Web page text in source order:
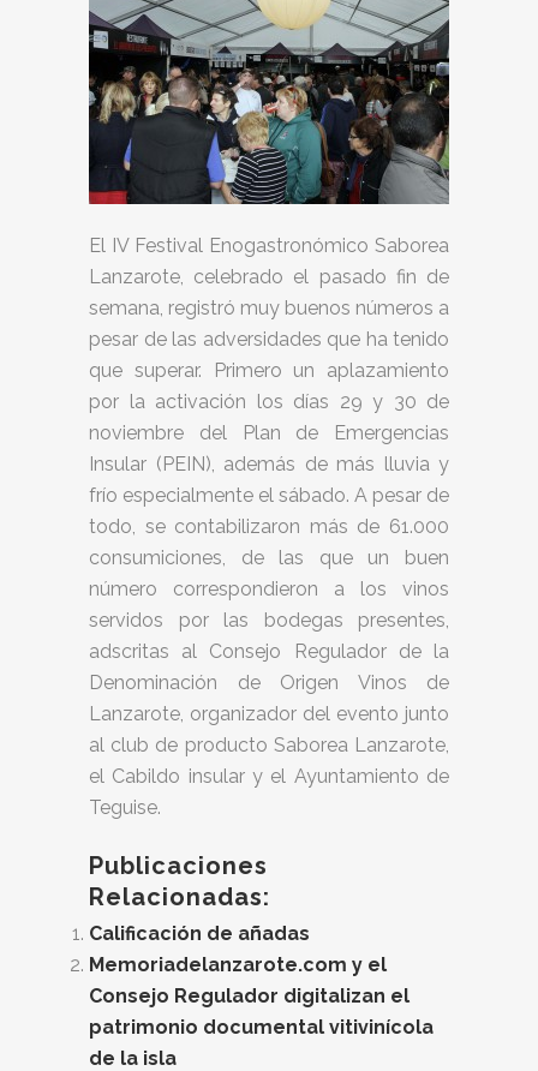
El IV Festival Enogastronómico Saborea
Lanzarote, celebrado el pasado fin de
semana, registró muy buenos números a
pesar de las adversidades que ha tenido
que superar. Primero un aplazamiento
por la activación los días 29 y 30 de
noviembre del Plan de Emergencias
Insular (PEIN), además de más lluvia y
frío especialmente el sábado. A pesar de
todo, se contabilizaron más de 61.000
consumiciones, de las que un buen
número correspondieron a los vinos
servidos por las bodegas presentes,
adscritas al Consejo Regulador de la
Denominación de Origen Vinos de
Lanzarote, organizador del evento junto
al club de producto Saborea Lanzarote,
el Cabildo insular y el Ayuntamiento de
Teguise.
Publicaciones
Relacionadas:
Calificación de añadas
Memoriadelanzarote.com y el
Consejo Regulador digitalizan el
patrimonio documental vitivinícola
de la isla